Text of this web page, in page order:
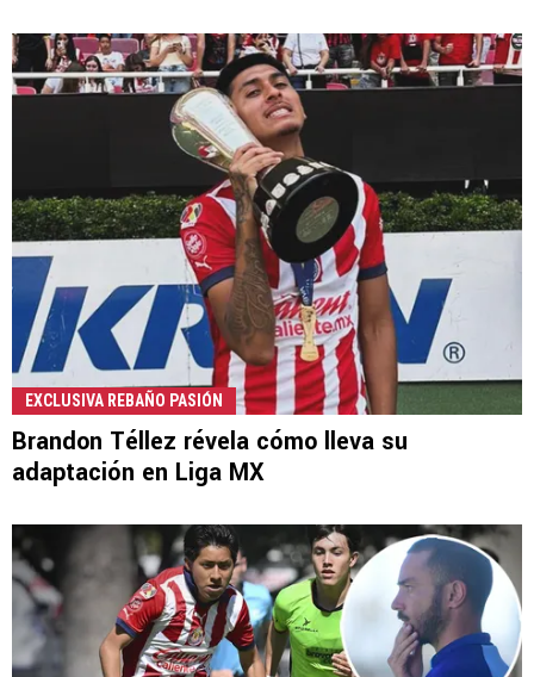
EXCLUSIVA REBAÑO PASIÓN
Brandon Téllez révela cómo lleva su
adaptación en Liga MX